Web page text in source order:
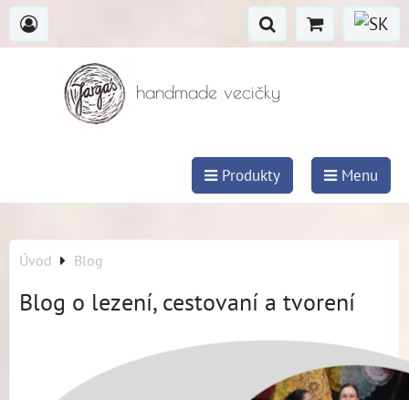
handmade vecičky
Produkty Menu
Úvod Blog
Blog o lezení, cestovaní a tvorení